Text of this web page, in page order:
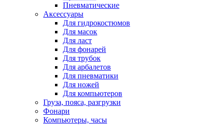
Пневматические
Аксессуары
Для гидрокостюмов
Для масок
Для ласт
Для фонарей
Для трубок
Для арбалетов
Для пневматики
Для ножей
Для компьютеров
Груза, пояса, разгрузки
Фонари
Компьютеры, часы